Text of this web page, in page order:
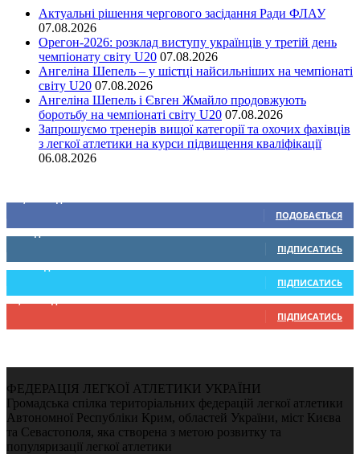
Актуальні рішення чергового засідання Ради ФЛАУ
07.08.2026
Орегон-2026: розклад виступу українців у третій день
чемпіонату світу U20 07.08.2026
Ангеліна Шепель – у шістці найсильніших на чемпіонаті
світу U20 07.08.2026
Ангеліна Шепель і Євген Жмайло продовжують
боротьбу на чемпіонаті світу U20 07.08.2026
Запрошуємо тренерів вищої категорії та охочих фахівців
з легкої атлетики на курси підвищення кваліфікації
06.08.2026
ПОДОБАЄТЬСЯ
0 Підписників
ПІДПИСАТИСЬ
234 Підписників
ПІДПИСАТИСЬ
9,370 Підписників
ПІДПИСАТИСЬ
ФЕДЕРАЦІЯ ЛЕГКОЇ АТЛЕТИКИ УКРАЇНИ
Громадська спілка територіальних федерацій легкої атлетики
Автономної Республіки Крим, областей України, міст Києва
та Севастополя, яка створена з метою розвитку та
популяризації легкої атлетики